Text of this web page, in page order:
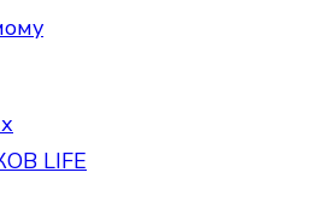
LIFE